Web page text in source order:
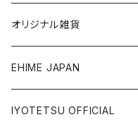
銘菓・名産
ジュース・飲料
調味料
オリジナル雑貨
タオル・ボディケア
アパレル
EHIME JAPAN
IYOTETSU OFFICIAL